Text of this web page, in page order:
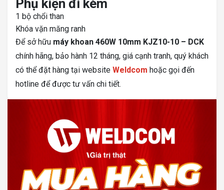
Phụ kiện đi kèm
1 bộ chổi than
Khóa vặn măng ranh
Để sở hữu máy khoan 460W 10mm KJZ10-10 – DCK
chính hãng, bảo hành 12 tháng, giá cạnh tranh, quý khách
có thể đặt hàng tại website Weldcom hoặc gọi đến
hotline để được tư vấn chi tiết.